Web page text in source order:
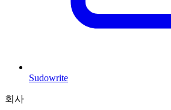
Sudowrite
회사